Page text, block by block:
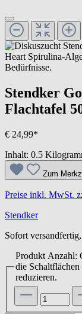
Stendker
Flachtafel
€ 24,99*
Inhalt: 0.5
Zum
Preise inkl. MwSt.
Stendker
Sofort
Produkt Anzahl:
die
reduzieren.